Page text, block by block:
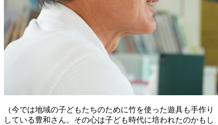
（今では地域の子どもたちのために竹を使った遊具も手作り
している豊和さん。その心は子ども時代に培われたのかもし